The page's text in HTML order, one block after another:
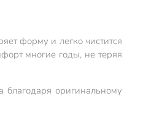
форму и легко чистится
многие годы, не теряя
оригинальному